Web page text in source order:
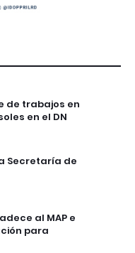
de trabajos en
en el DN
Secretaría de
al MAP e
para